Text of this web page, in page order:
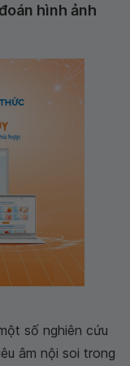
hình ảnh
số nghiên cứu
âm nội soi trong